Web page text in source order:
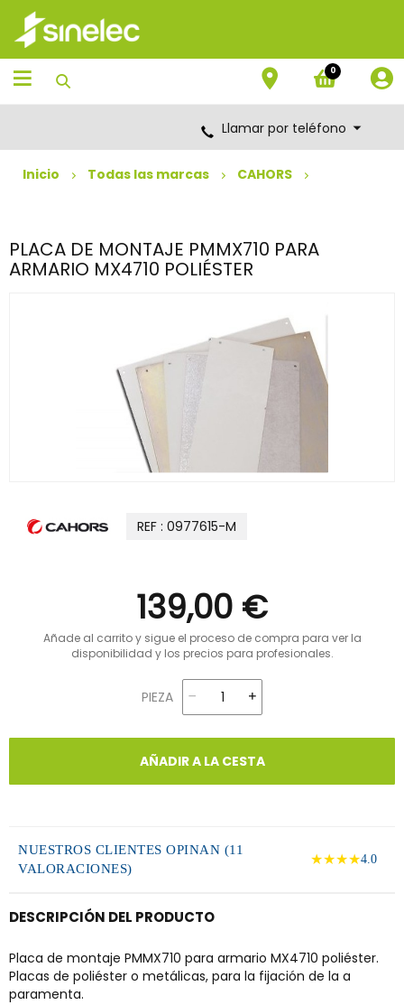
Saltar
contenido
Saltar
menú
de
navegación
0
Llamar por teléfono
Inicio Todas las marcas CAHORS
PLACA DE MONTAJE PMMX710 PARA
ARMARIO MX4710 POLIÉSTER
REF : 0977615-M
139,00 €
Añade al carrito y sigue el proceso de compra para ver la
disponibilidad y los precios para profesionales.
PIEZA
AÑADIR A LA CESTA
NUESTROS CLIENTES OPINAN (11
VALORACIONES)
★★★★4.0
DESCRIPCIÓN DEL PRODUCTO
Placa de montaje PMMX710 para armario MX4710 poliéster.
Placas de poliéster o metálicas, para la fijación de la a
paramenta.